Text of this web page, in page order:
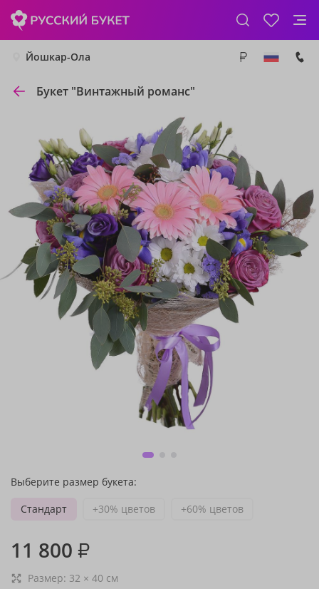
Йошкар-Ола
Букет "Винтажный романс"
Выберите размер букета:
Стандарт
+30% цветов +60% цветов
11 800 ₽
Размер: 32 × 40 см